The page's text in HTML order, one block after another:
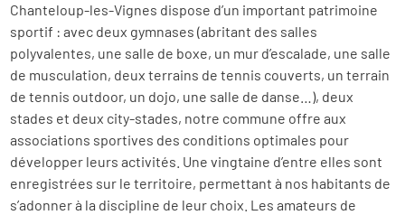
Chanteloup-les-Vignes dispose d’un important patrimoine
sportif : avec deux gymnases (abritant des salles
polyvalentes, une salle de boxe, un mur d’escalade, une salle
de musculation, deux terrains de tennis couverts, un terrain
de tennis outdoor, un dojo, une salle de danse…), deux
stades et deux city-stades, notre commune offre aux
associations sportives des conditions optimales pour
développer leurs activités. Une vingtaine d’entre elles sont
enregistrées sur le territoire, permettant à nos habitants de
s’adonner à la discipline de leur choix. Les amateurs de